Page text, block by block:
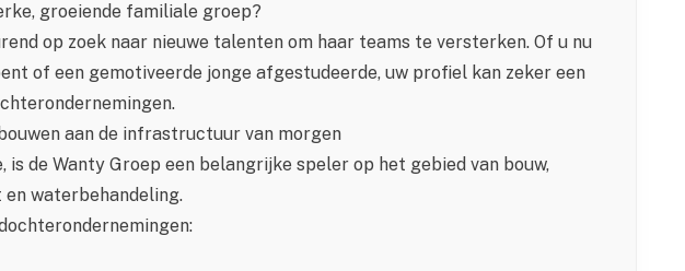
groeiende familiale groep?
op zoek naar nieuwe talenten om haar teams te versterken. Of u nu
of een gemotiveerde jonge afgestudeerde, uw profiel kan zeker een
aan de infrastructuur van morgen
, is de Wanty Groep een belangrijke speler op het gebied van bouw,
waterbehandeling.